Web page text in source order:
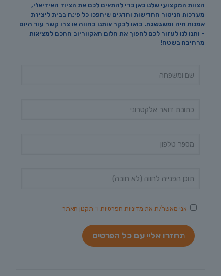
הצוות המקצועי שלנו כאן כדי להתאים לכם את הציוד האידיאלי,
מערכות הניטור החדישות והדגים שיהפכו כל פינה בבית ליצירת
אמנות חיה ומשגשגת. בואו לבקר אותנו בחווה או צרו קשר עוד היום
- ותנו לנו לעזור לכם להפוך את חלום האקווריום החכם למציאות
מרהיבה בשטח!
אני מאשר/ת את מדיניות הפרטיות ו־ תקנון האתר